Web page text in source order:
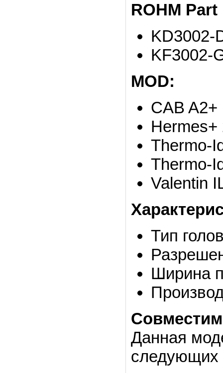
ROHM
KD3002-
KF3002-
MOD:
CAB A2+
Hermes+
Thermo-
Thermo-
Valentin
Тип
Ширина
Данная
следующих